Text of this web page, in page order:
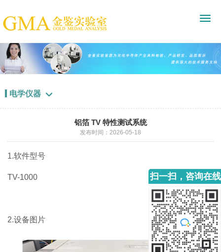
电学仪器 
铝箔 TV 特性测试系统
发布时间：2026-05-18
1.软件型号
TV-1000
2.设备图片
扫一扫，咨询在线
客服